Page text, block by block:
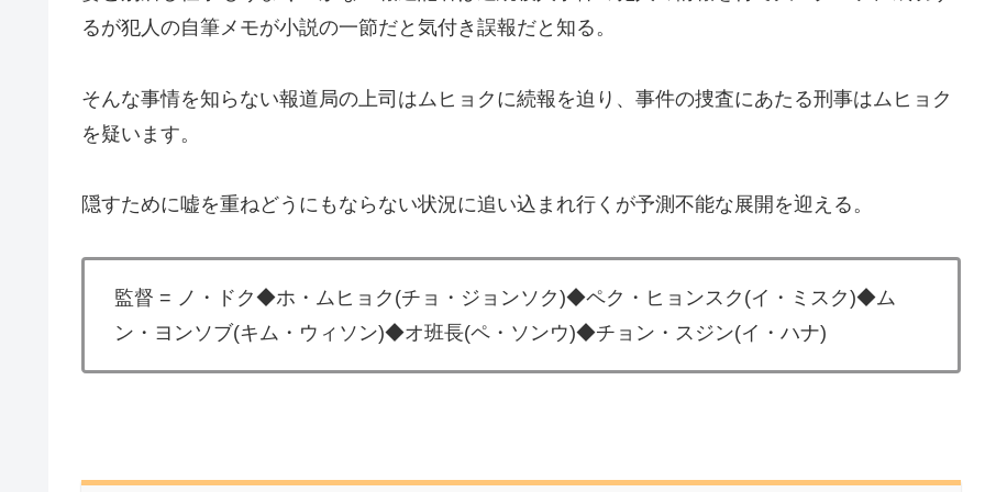
るが犯人の自筆メモが小説の一節だと気付き誤報だと知る。
そんな事情を知らない報道局の上司はムヒョクに続報を迫り、事件の捜査にあたる刑事はムヒョク
を疑います。
隠すために嘘を重ねどうにもならない状況に追い込まれ行くが予測不能な展開を迎える。
監督 = ノ・ドク◆ホ・ムヒョク(チョ・ジョンソク)◆ペク・ヒョンスク(イ・ミスク)◆ム
ン・ヨンソブ(キム・ウィソン)◆オ班長(ペ・ソンウ)◆チョン・スジン(イ・ハナ)